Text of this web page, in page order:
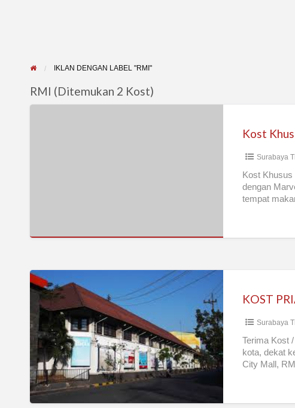
IKLAN DENGAN LABEL "RMI"
RMI (Ditemukan 2 Kost)
Surabaya
Kost
dengan
tempat
KOST
PRIA
SURABAYA
TENGAH
KOTA
Surabaya
Terima Kost
kota, dekat
City Mall,